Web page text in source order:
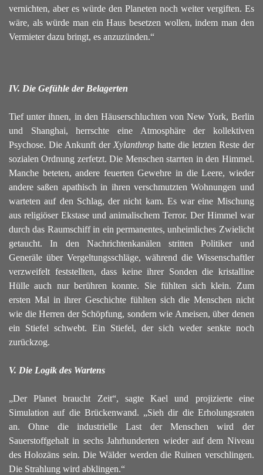
vernichten, aber es würde den Planeten noch weiter vergiften. Es
wäre, als würde man ein Haus besetzen wollen, indem man den
Vermieter dazu bringt, es anzuzünden.“
IV. Die Gefühle der Belagerten
Tief unter ihnen, in den Häuserschluchten von New York, Berlin
und Shanghai, herrschte eine Atmosphäre der kollektiven
Psychose. Die Ankunft der Xylanthrophatte die letzten Reste der
sozialen Ordnung zerfetzt. Die Menschen starrten in den Himmel.
Manche beteten, andere feuerten Gewehre in die Leere, wieder
andere saßen apathisch in ihren verschmutzten Wohnungen und
warteten auf den Schlag, der nicht kam. Es war eine Mischung
aus religiöser Ekstase und animalischem Terror. Der Himmel war
durch das Raumschiff in ein permanentes, unheimliches Zwielicht
getaucht. In den Nachrichtenkanälen stritten Politiker und
Generäle über Vergeltungsschläge, während die Wissenschaftler
verzweifelt feststellten, dass keine ihrer Sonden die kristalline
Hülle auch nur berühren konnte. Sie fühlten sich klein. Zum
ersten Mal in ihrer Geschichte fühlten sich die Menschen nicht
wie die Herren der Schöpfung, sondern wie Ameisen, über denen
ein Stiefel schwebt. Ein Stiefel, der sich weder senkte noch
zurückzog.
V. Die Logik des Wartens
„Der Planet braucht Zeit“, sagte Kael und projizierte eine
Simulation auf die Brückenwand. „Sieh dir die Erholungsraten
an. Ohne die industrielle Last der Menschen wird der
Sauerstoffgehalt in sechs Jahrhunderten wieder auf dem Niveau
des Holozäns sein. Die Wälder werden die Ruinen verschlingen.
Die Strahlung wird abklingen.“